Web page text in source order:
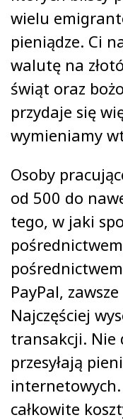
wielu
pieniądze. Ci
walutę na
świąt oraz
przydaje się
wymieniamy
Osoby
od 500 do
tego, w jaki
PayPal,
Najczęściej
transakcji. Nie
przesyłają
całkowite